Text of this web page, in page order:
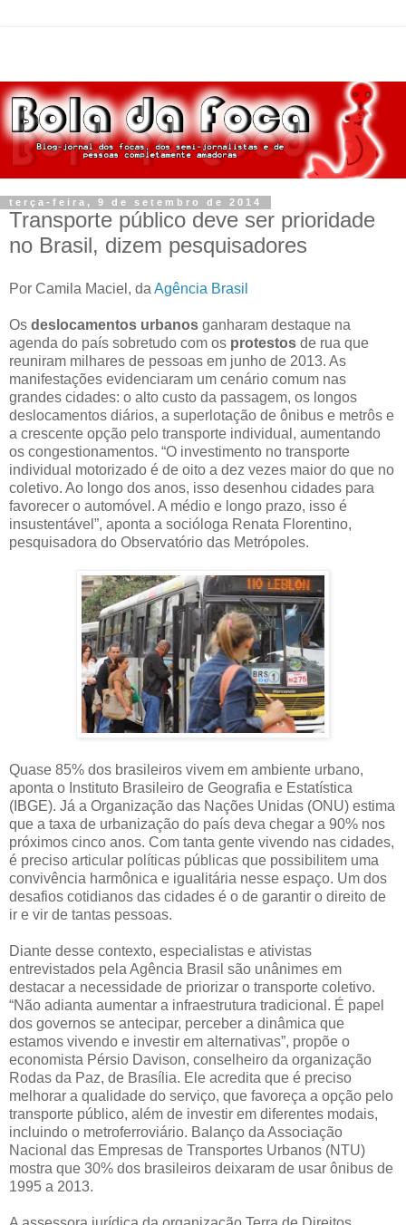
terça-feira, 9 de setembro de 2014
Transporte público deve ser prioridade
no Brasil, dizem pesquisadores
Por Camila Maciel, da Agência Brasil
Os deslocamentos urbanos ganharam destaque na
agenda do país sobretudo com os protestos de rua que
reuniram milhares de pessoas em junho de 2013. As
manifestações evidenciaram um cenário comum nas
grandes cidades: o alto custo da passagem, os longos
deslocamentos diários, a superlotação de ônibus e metrôs e
a crescente opção pelo transporte individual, aumentando
os congestionamentos. “O investimento no transporte
individual motorizado é de oito a dez vezes maior do que no
coletivo. Ao longo dos anos, isso desenhou cidades para
favorecer o automóvel. A médio e longo prazo, isso é
insustentável”, aponta a socióloga Renata Florentino,
pesquisadora do Observatório das Metrópoles.
Quase 85% dos brasileiros vivem em ambiente urbano,
aponta o Instituto Brasileiro de Geografia e Estatística
(IBGE). Já a Organização das Nações Unidas (ONU) estima
que a taxa de urbanização do país deva chegar a 90% nos
próximos cinco anos. Com tanta gente vivendo nas cidades,
é preciso articular políticas públicas que possibilitem uma
convivência harmônica e igualitária nesse espaço. Um dos
desafios cotidianos das cidades é o de garantir o direito de
ir e vir de tantas pessoas.
Diante desse contexto, especialistas e ativistas
entrevistados pela Agência Brasil são unânimes em
destacar a necessidade de priorizar o transporte coletivo.
“Não adianta aumentar a infraestrutura tradicional. É papel
dos governos se antecipar, perceber a dinâmica que
estamos vivendo e investir em alternativas”, propõe o
economista Pérsio Davison, conselheiro da organização
Rodas da Paz, de Brasília. Ele acredita que é preciso
melhorar a qualidade do serviço, que favoreça a opção pelo
transporte público, além de investir em diferentes modais,
incluindo o metroferroviário. Balanço da Associação
Nacional das Empresas de Transportes Urbanos (NTU)
mostra que 30% dos brasileiros deixaram de usar ônibus de
1995 a 2013.